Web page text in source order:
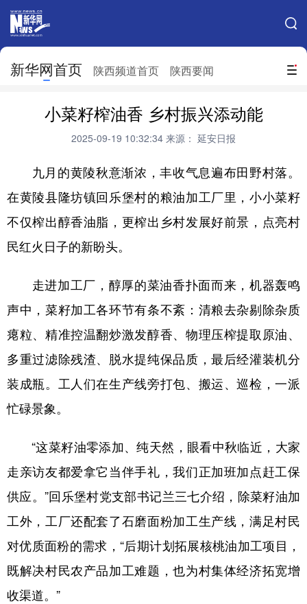
搜索
新华网首页 陕西频道首页 陕西要闻
网站地图
北京 天津 河北 山西
浙江 安徽 福建 江西
广东 广西
新疆 内蒙古 黑龙江
小菜籽榨油香 乡村振兴添动能
2025-09-19 10:32:34 来源： 延安日报
九月的黄陵秋意渐浓，丰收气息遍布田野村落。
在黄陵县隆坊镇回乐堡村的粮油加工厂里，小小菜籽
不仅榨出醇香油脂，更榨出乡村发展好前景，点亮村
民红火日子的新盼头。
走进加工厂，醇厚的菜油香扑面而来，机器轰鸣
声中，菜籽加工各环节有条不紊：清粮去杂剔除杂质
瘪粒、精准控温翻炒激发醇香、物理压榨提取原油、
多重过滤除残渣、脱水提纯保品质，最后经灌装机分
装成瓶。工人们在生产线旁打包、搬运、巡检，一派
忙碌景象。
“这菜籽油零添加、纯天然，眼看中秋临近，大家
走亲访友都爱拿它当伴手礼，我们正加班加点赶工保
供应。”回乐堡村党支部书记兰三七介绍，除菜籽油加
工外，工厂还配套了石磨面粉加工生产线，满足村民
对优质面粉的需求，“后期计划拓展核桃油加工项目，
既解决村民农产品加工难题，也为村集体经济拓宽增
收渠道。”